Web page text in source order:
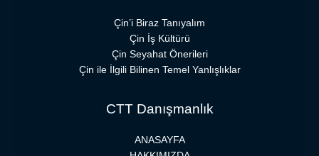
Çin’i Biraz Tanıyalım
Çin İş Kültürü
Çin Seyahat Önerileri
Çin ile İlgili Bilinen Temel Yanlışlıklar
CTT Danışmanlık
ANASAYFA